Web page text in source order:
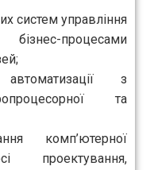
систем управління
процесами
з
та
комп’ютерної
проектування,